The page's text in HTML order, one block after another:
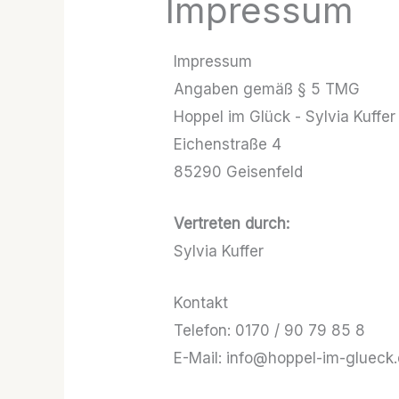
Impressum
Impressum
Angaben gemäß § 5 TMG
Hoppel im Glück - Sylvia Kuffer
Eichenstraße 4
85290 Geisenfeld
Vertreten durch:
Sylvia Kuffer
Kontakt
Telefon: 0170 / 90 79 85 8
E-Mail: info@hoppel-im-